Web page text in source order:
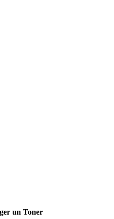
un Toner